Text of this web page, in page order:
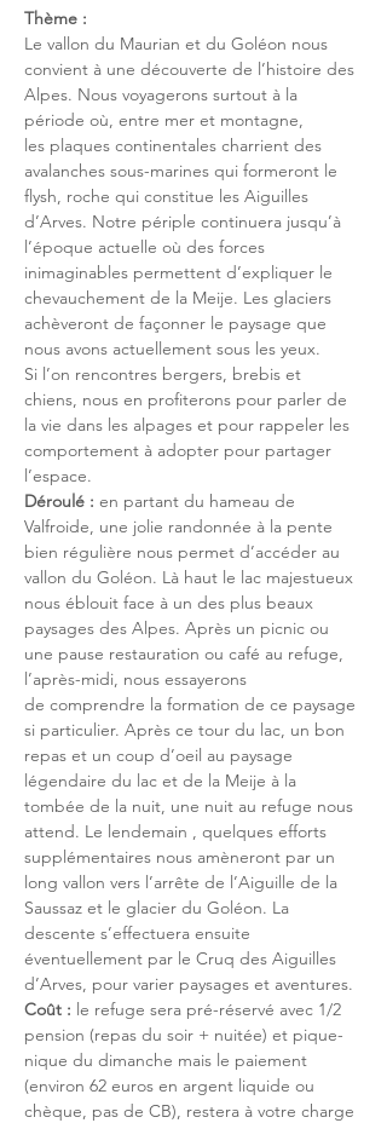
Thème :
Le vallon du Maurian et du Goléon nous
convient à une découverte de l’histoire des
Alpes. Nous voyagerons surtout à la
période où, entre mer et montagne,
les plaques continentales charrient des
avalanches sous-marines qui formeront le
flysh, roche qui constitue les Aiguilles
d’Arves. Notre périple continuera jusqu’à
l’époque actuelle où des forces
inimaginables permettent d’expliquer le
chevauchement de la Meije. Les glaciers
achèveront de façonner le paysage que
nous avons actuellement sous les yeux.
Si l’on rencontres bergers, brebis et
chiens, nous en profiterons pour parler de
la vie dans les alpages et pour rappeler les
comportement à adopter pour partager
l’espace.
Déroulé : en partant du hameau de
Valfroide, une jolie randonnée à la pente
bien régulière nous permet d’accéder au
vallon du Goléon. Là haut le lac majestueux
nous éblouit face à un des plus beaux
paysages des Alpes. Après un picnic ou
une pause restauration ou café au refuge,
l’après-midi, nous essayerons
de comprendre la formation de ce paysage
si particulier. Après ce tour du lac, un bon
repas et un coup d’oeil au paysage
légendaire du lac et de la Meije à la
tombée de la nuit, une nuit au refuge nous
attend. Le lendemain , quelques efforts
supplémentaires nous amèneront par un
long vallon vers l’arrête de l’Aiguille de la
Saussaz et le glacier du Goléon. La
descente s’effectuera ensuite
éventuellement par le Cruq des Aiguilles
d’Arves, pour varier paysages et aventures.
Coût : le refuge sera pré-réservé avec 1/2
pension (repas du soir + nuitée) et pique-
nique du dimanche mais le paiement
(environ 62 euros en argent liquide ou
chèque, pas de CB), restera à votre charge